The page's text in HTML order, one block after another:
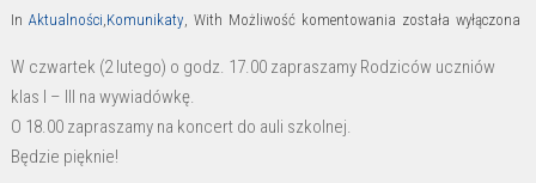
In Aktualności,Komunikaty, With Możliwość komentowania Zapraszamy
wywiadówkę!
została wyłączona
W czwartek (2 lutego) o godz. 17.00 zapraszamy Rodziców uczniów
klas I – III na wywiadówkę.
O 18.00 zapraszamy na koncert do auli szkolnej.
Będzie pięknie!